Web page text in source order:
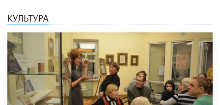
КУЛЬТУРА